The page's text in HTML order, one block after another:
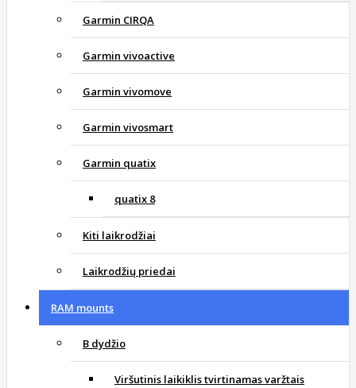
Garmin CIRQA
Garmin vivoactive
Garmin vivomove
Garmin vivosmart
Garmin quatix
quatix 8
Kiti laikrodžiai
Laikrodžių priedai
RAM mounts
B dydžio
Viršutinis laikiklis tvirtinamas varžtais